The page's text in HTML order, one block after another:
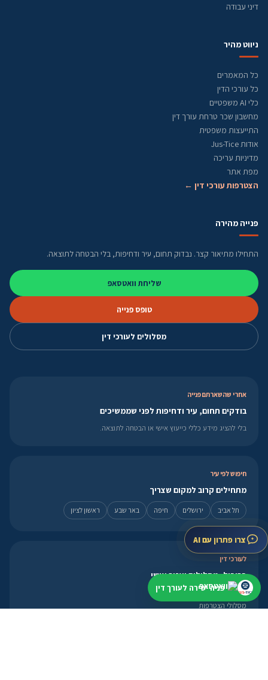
דיני עבודה
ניווט מהיר
כל המאמרים
כל עורכי הדין
כלי AI משפטיים
מחשבון שכר טרחת עורך דין
התייעצות משפטית
אודות Jus-Tice
מדיניות עריכה
מפת אתר
הצטרפות עורכי דין ←
פנייה מהירה
התחילו מתיאור קצר. נבדוק תחום, עיר ודחיפות, בלי הבטחה לתוצאה.
שליחת וואטסאפ
טופס פנייה
מסלולים לעורכי דין
אחרי שהשארתם פנייה
בודקים תחום, עיר ודחיפות לפני שממשיכים
בלי להציג מידע כללי כייעוץ אישי או הבטחה לתוצאה.
חיפוש לפי עיר
מתחילים קרוב למקום שצריך
תל אביב ירושלים חיפה באר שבע ראשון לציון
לעורכי דין
פרופיל, מסלולים ואזור אישי
פתיחת פרופיל
מסלולי הצטרפות
צרו פתרון עם AI
פניה ישירה לעורך דין